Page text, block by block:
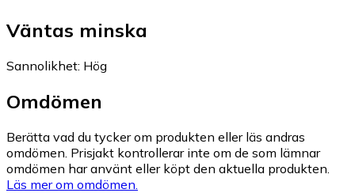
Väntas minska
Sannolikhet: Hög
Omdömen
Berätta vad du tycker om produkten eller läs andras
omdömen. Prisjakt kontrollerar inte om de som lämnar
omdömen har använt eller köpt den aktuella produkten.
Läs mer om omdömen.